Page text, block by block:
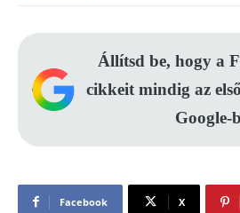
Állítsd be, hogy a
cikkeit mindig az
Google-
Facebook X